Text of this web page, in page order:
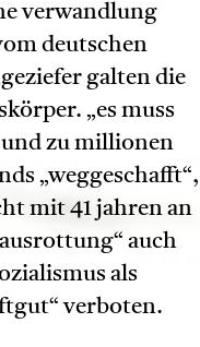
verwandlung
deutschen
galten die
„es muss
und zu millionen
„weggeschafft“,
mit 41 jahren an
auch
als
verboten.